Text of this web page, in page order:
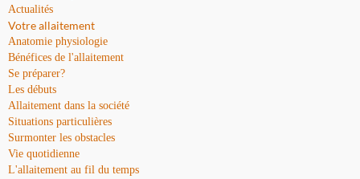
Actualités
Votre allaitement
Anatomie physiologie
Bénéfices de l'allaitement
Se préparer?
Les débuts
Allaitement dans la société
Situations particulières
Surmonter les obstacles
Vie quotidienne
L'allaitement au fil du temps